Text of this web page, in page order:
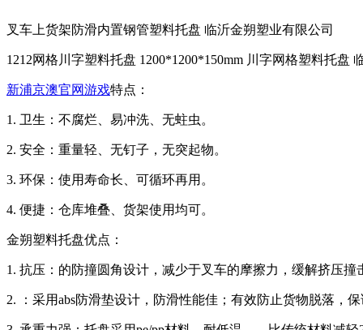
叉车上货架防滑内置钢管塑料托盘 临沂金朔塑业有限公司
1212网格川字塑料托盘 1200*1200*150mm 川字网格塑料托盘
新浦京澳官网游戏特点：
1. 卫生：不腐烂、易冲洗、无蛀虫。
2. 安全：重量轻、无钉子，无突起物。
3. 环保：使用寿命长、可循环再用。
4. 便捷：仓库堆叠、货架使用均可。
金朔塑料托盘优点：
1. 抗压：的防撞圆角设计，减少于叉车的摩擦力，缓解挤压
2. ：采用abs防滑垫设计，防滑性能佳；有效防止货物脱落，